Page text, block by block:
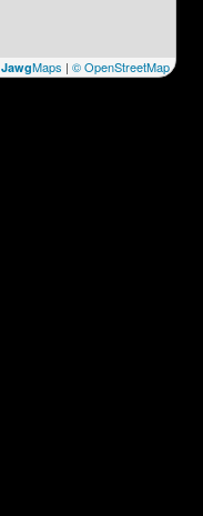
JawgMaps | © OpenStreetMap